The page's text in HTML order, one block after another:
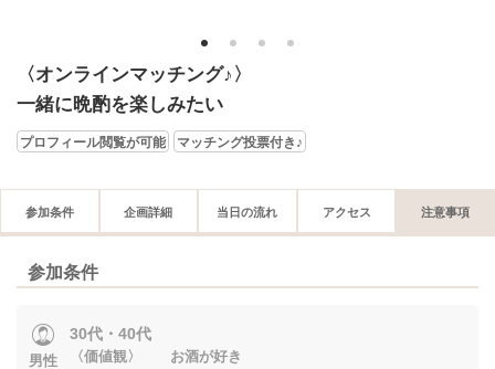
1 2 3 4
〈オンラインマッチング♪〉
一緒に晩酌を楽しみたい
プロフィール閲覧が可能 マッチング投票付き♪
参加条件 企画詳細 当日の流れ アクセス 注意事項
参加条件
男性
30代・40代
〈価値観〉 お酒が好き